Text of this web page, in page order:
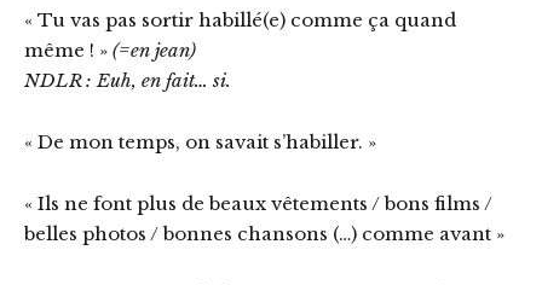
« Tu vas pas sortir habillé(e) comme ça quand
même ! » (=en jean)
NDLR : Euh, en fait… si.
« De mon temps, on savait s’habiller. »
« Ils ne font plus de beaux vêtements / bons films /
belles photos / bonnes chansons (…) comme avant »